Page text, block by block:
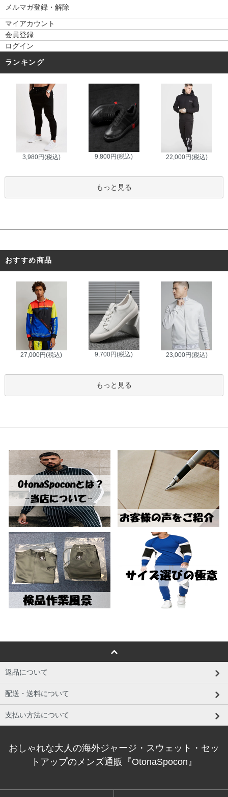
メルマガ登録・解除
マイアカウント
会員登録
ログイン
ランキング
3,980円(税込) 9,800円(税込) 22,000円(税込)
もっと見る
おすすめ商品
27,000円(税込) 9,700円(税込) 23,000円(税込)
もっと見る
返品について
配送・送料について
支払い方法について
おしゃれな大人の海外ジャージ・スウェット・セッ
トアップのメンズ通販『OtonaSpocon』